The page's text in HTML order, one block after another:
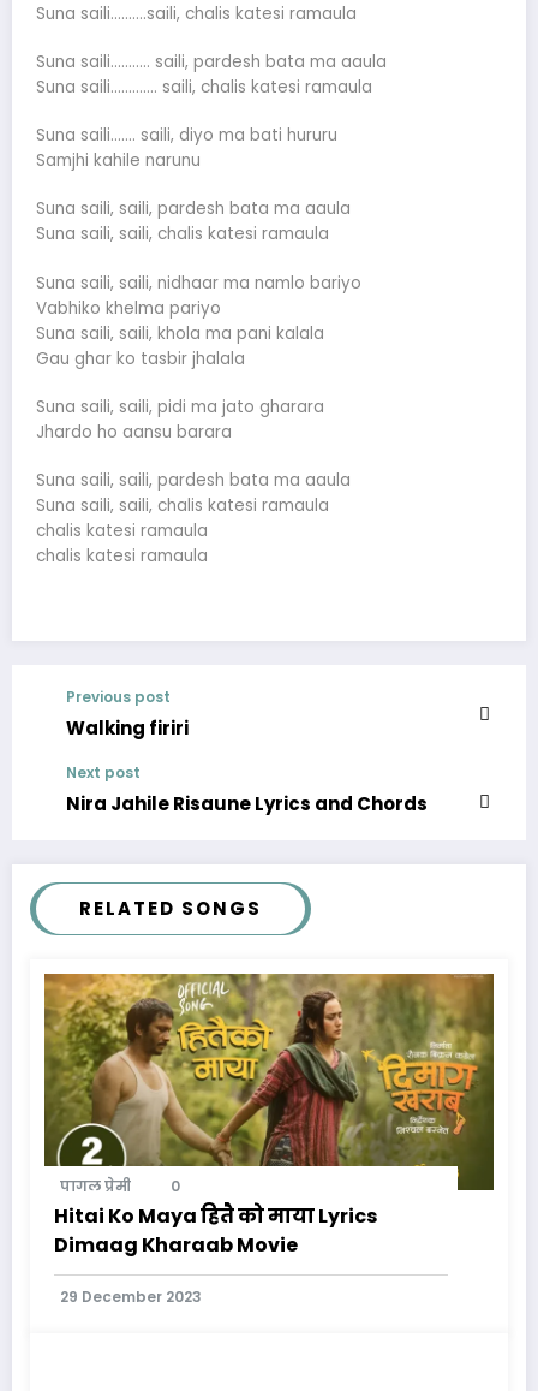
Suna saili……….saili, chalis katesi ramaula
Suna saili……….. saili, pardesh bata ma aaula
Suna saili…………. saili, chalis katesi ramaula
Suna saili……. saili, diyo ma bati hururu
Samjhi kahile narunu
Suna saili, saili, pardesh bata ma aaula
Suna saili, saili, chalis katesi ramaula
Suna saili, saili, nidhaar ma namlo bariyo
Vabhiko khelma pariyo
Suna saili, saili, khola ma pani kalala
Gau ghar ko tasbir jhalala
Suna saili, saili, pidi ma jato gharara
Jhardo ho aansu barara
Suna saili, saili, pardesh bata ma aaula
Suna saili, saili, chalis katesi ramaula
chalis katesi ramaula
chalis katesi ramaula
Previous post
Walking firiri
Next post
Nira Jahile Risaune Lyrics and Chords
RELATED SONGS
पागल प्रेमी 0
Hitai Ko Maya हितै को माया Lyrics
Dimaag Kharaab Movie
29 December 2023